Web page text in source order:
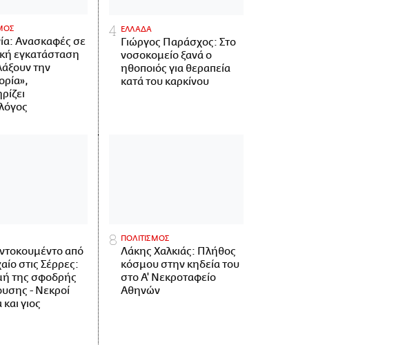
Ανασκαφές σε
εγκατάσταση
την
ΕΛΛΑΔΑ
Γιώργος Παράσχος: Στο
νοσοκομείο ξανά ο
ηθοποιός για θεραπεία
κατά του καρκίνου
ντοκουμέντο από
στις Σέρρες:
της σφοδρής
- Νεκροί
γιος
ΠΟΛΙΤΙΣΜΟΣ
Λάκης Χαλκιάς: Πλήθος
κόσμου στην κηδεία του
στο Α' Νεκροταφείο
Αθηνών